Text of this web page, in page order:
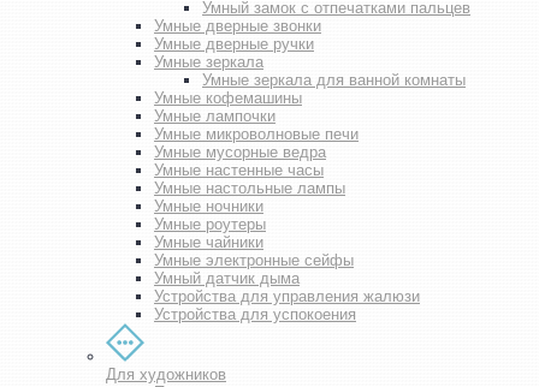
Умный замок с отпечатками пальцев
Умные дверные звонки
Умные дверные ручки
Умные зеркала
Умные зеркала для ванной комнаты
Умные кофемашины
Умные лампочки
Умные микроволновые печи
Умные мусорные ведра
Умные настенные часы
Умные настольные лампы
Умные ночники
Умные роутеры
Умные чайники
Умные электронные сейфы
Умный датчик дыма
Устройства для управления жалюзи
Устройства для успокоения
Для художников